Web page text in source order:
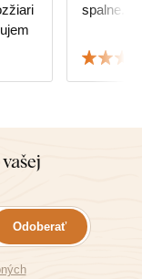
spalne.
Odoberať